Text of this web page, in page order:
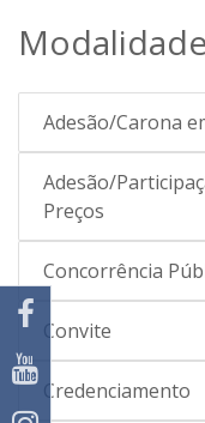
Modalidade
Adesão/Carona
Adesão/
Preços
Concorrência
Convite
Credenciamento